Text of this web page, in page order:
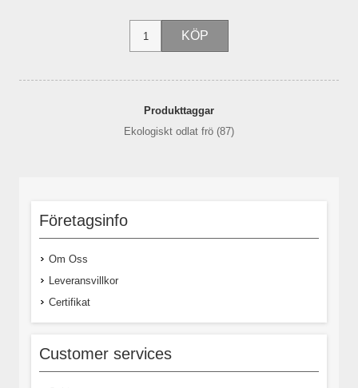
Produkttaggar
Ekologiskt odlat frö (87)
Företagsinfo
Om Oss
Leveransvillkor
Certifikat
Customer services